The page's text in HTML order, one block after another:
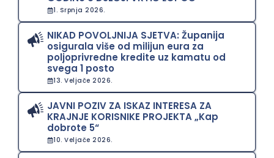
1. Srpnja 2026.
NIKAD POVOLJNIJA SJETVA: Županija
osigurala više od milijun eura za
poljoprivredne kredite uz kamatu od
svega 1 posto
13. Veljače 2026.
JAVNI POZIV ZA ISKAZ INTERESA ZA
KRAJNJE KORISNIKE PROJEKTA „Kap
dobrote 5“
10. Veljače 2026.